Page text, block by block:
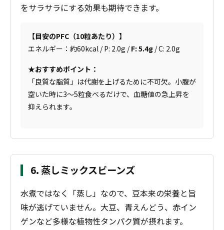
をサラサラにする効果も期待できます。
【目安のPFC（10粒あたり）】
エネルギー：約60kcal / P: 2.0g /F: 5.4g / C: 2.0g
★おすすめポイント：
「良質な脂質」は代謝を上げるために不可欠。小腹が
空いた時に3〜5粒食べるだけで、血糖値の急上昇を
抑えられます。
6. 蒸しミックスビーンズ
水煮ではなく「蒸し」なので、豆本来の栄養と旨
味が逃げていません。大豆、青えんどう、赤イン
ゲンなど多様な植物性タンパク質が摂れます。